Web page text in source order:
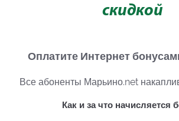
скидкой
Оплатите Интернет
Все абоненты Марьино.net
Как и за что начисляется